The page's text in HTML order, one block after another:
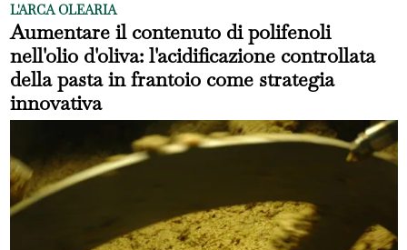
L'ARCA OLEARIA
Aumentare il contenuto di polifenoli
nell'olio d'oliva: l'acidificazione controllata
della pasta in frantoio come strategia
innovativa